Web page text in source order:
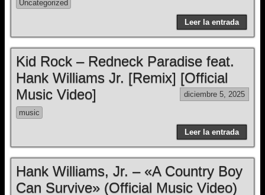
Uncategorized
Leer la entrada
Kid Rock – Redneck Paradise feat.
Hank Williams Jr. [Remix] [Official
Music Video]
diciembre 5, 2025
music
Leer la entrada
Hank Williams, Jr. – «A Country Boy
Can Survive» (Official Music Video)